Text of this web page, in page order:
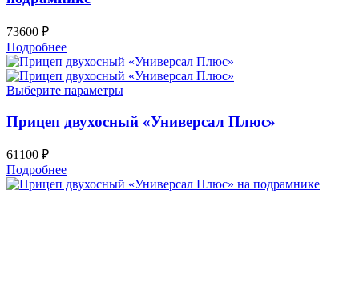
73600 ₽
Подробнее
Выберите параметры
Прицеп двухосный «Универсал Плюс»
61100 ₽
Подробнее